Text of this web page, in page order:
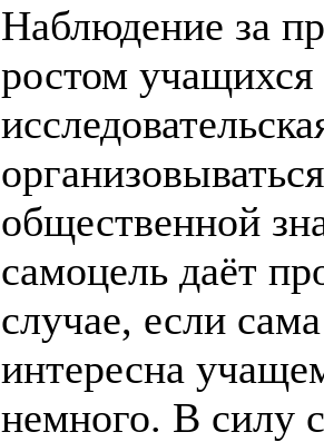
Наблюдение за
ростом
общественной
самоцель даёт
случае, если
интересна
немного. В силу